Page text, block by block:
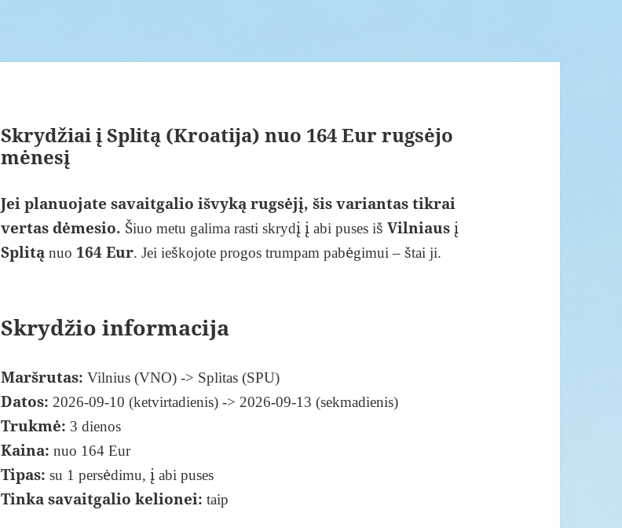
Skrydžiai į Splitą (Kroatija) nuo 164 Eur rugsėjo
mėnesį
Jei planuojate savaitgalio išvyką rugsėjį, šis variantas tikrai
vertas dėmesio. Šiuo metu galima rasti skrydį į abi puses išVilniaus į
Splitą nuo 164 Eur. Jei ieškojote progos trumpam pabėgimui – štai ji.
Skrydžio informacija
Maršrutas: Vilnius (VNO) -> Splitas (SPU)
Datos: 2026-09-10 (ketvirtadienis) -> 2026-09-13 (sekmadienis)
Trukmė: 3 dienos
Kaina: nuo 164 Eur
Tipas: su 1 persėdimu, į abi puses
Tinka savaitgalio kelionei: taip